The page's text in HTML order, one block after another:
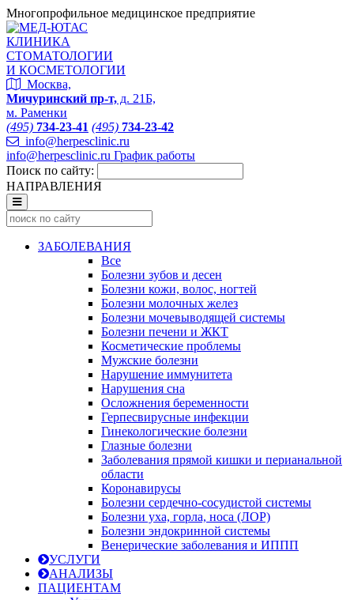
Многопрофильное медицинское предприятие
КЛИНИКА
СТОМАТОЛОГИИ
И КОСМЕТОЛОГИИ
Москва,
Мичуринский пр-т, д. 21Б,
м. Раменки
(495) 734-23-41 (495) 734-23-42
info@herpesclinic.ru
info@herpesclinic.ru График работы
Поиск по сайту:
НАПРАВЛЕНИЯ
ЗАБОЛЕВАНИЯ
Все
Болезни зубов и десен
Болезни кожи, волос, ногтей
Болезни молочных желез
Болезни мочевыводящей системы
Болезни печени и ЖКТ
Косметические проблемы
Мужские болезни
Нарушение иммунитета
Нарушения сна
Осложнения беременности
Герпесвирусные инфекции
Гинекологические болезни
Глазные болезни
Заболевания прямой кишки и перианальной
области
Коронавирусы
Болезни сердечно-сосудистой системы
Болезни уха, горла, носа (ЛОР)
Болезни эндокринной системы
Венерические заболевания и ИППП
УСЛУГИ
АНАЛИЗЫ
ПАЦИЕНТАМ